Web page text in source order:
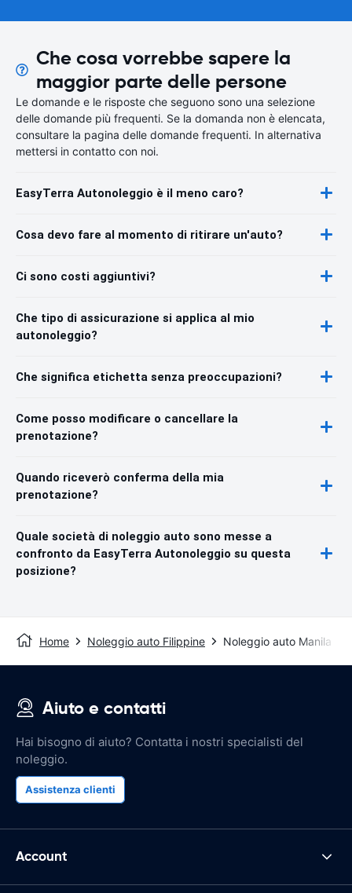
Che cosa vorrebbe sapere la
maggior parte delle persone
Le domande e le risposte che seguono sono una selezione
delle domande più frequenti. Se la domanda non è elencata,
consultare la pagina delle domande frequenti. In alternativa
mettersi in contatto con noi.
EasyTerra Autonoleggio è il meno caro?
Cosa devo fare al momento di ritirare un'auto?
Ci sono costi aggiuntivi?
Che tipo di assicurazione si applica al mio
autonoleggio?
Che significa etichetta senza preoccupazioni?
Come posso modificare o cancellare la
prenotazione?
Quando riceverò conferma della mia
prenotazione?
Quale società di noleggio auto sono messe a
confronto da EasyTerra Autonoleggio su questa
posizione?
Home Noleggio auto Filippine Noleggio auto Manila
Aiuto e contatti
Hai bisogno di aiuto? Contatta i nostri specialisti del
noleggio.
Assistenza clienti
Account